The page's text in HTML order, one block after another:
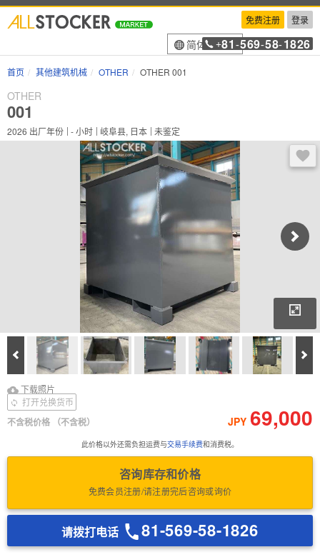
免费注册 登录
简体中文
+81 -569-58-1826
首页 其他建筑机械 OTHER OTHER 001
OTHER
001
2026 出厂年份 -小时 岐阜县, 日本 未鉴定
登
Prev
下载照片
下载照片
不含税价格 （不含税） JPY 69,000
打开兑换货币
此价格以外还需负担运费与交易手续费和消费税。
咨询库存和价格
免费会员注册/请注册完后咨询或询价
请拨打电话 81-569-58-1826